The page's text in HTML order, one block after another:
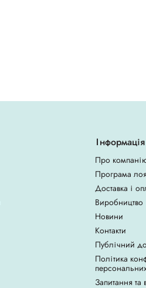
Інформація
Про
Програма
Доставка і
Виробництво
Новини
Контакти
Публічний
Політика
Запитання та